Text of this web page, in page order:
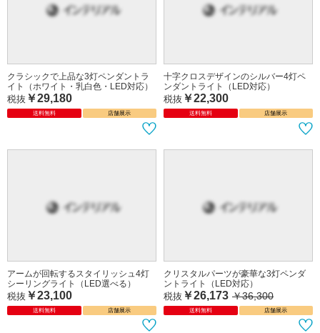
クラシックで上品な3灯ペンダントラ
イト（ホワイト・乳白色・LED対応）
税抜 ￥29,180
送料無料 店舗展示
十字クロスデザインのシルバー4灯ペ
ンダントライト（LED対応）
税抜 ￥22,300
送料無料 店舗展示
アームが回転するスタイリッシュ4灯
シーリングライト（LED選べる）
税抜 ￥23,100
送料無料 店舗展示
クリスタルパーツが豪華な3灯ペンダ